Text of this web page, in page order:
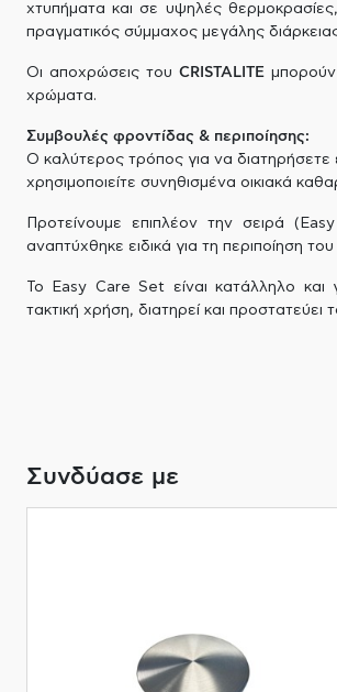
χτυπήματα και σε υψηλές
πραγματικός σύμμαχος μεγάλης
Οι αποχρώσεις του CRISTALITE
χρώματα.
Συμβουλές φροντίδας & περιποίησης:
Ο καλύτερος τρόπος για να
χρησιμοποιείτε συνηθισμένα οικιακά
Προτείνουμε επιπλέον την σειρά
αναπτύχθηκε ειδικά για τη περιποίηση
Το Easy Care Set είναι κατάλληλο
τακτική χρήση, διατηρεί και προστατεύει
Συνδύασε με